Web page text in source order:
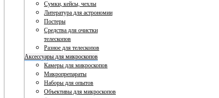
Сумки, кейсы, чехлы
Литература для астрономии
Постеры
Средства для очистки
телескопов
Разное для телескопов
Аксессуары для микроскопов
Камеры для микроскопов
Микропрепараты
Наборы для опытов
Объективы для микроскопов